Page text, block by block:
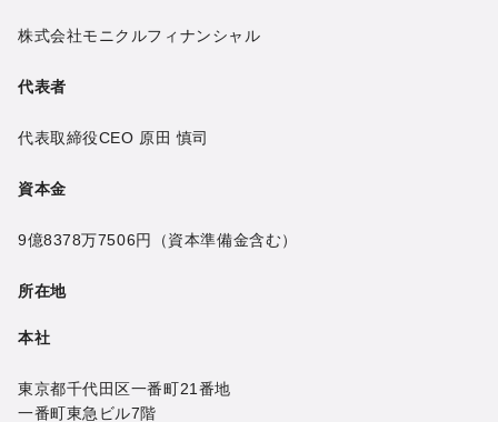
株式会社モニクルフィナンシャル
代表者
代表取締役CEO 原田 慎司
資本金
9億8378万7506円 （資本準備金含む）
所在地
本社
東京都千代田区一番町21番地
一番町東急ビル7階